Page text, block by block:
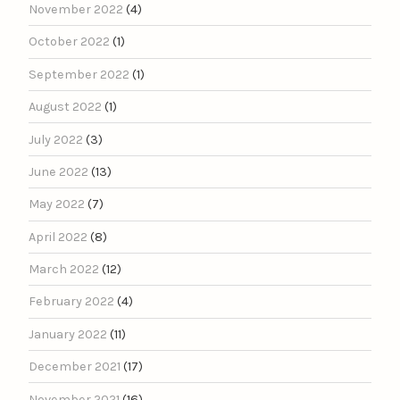
November 2022 (4)
October 2022 (1)
September 2022 (1)
August 2022 (1)
July 2022 (3)
June 2022 (13)
May 2022 (7)
April 2022 (8)
March 2022 (12)
February 2022 (4)
January 2022 (11)
December 2021 (17)